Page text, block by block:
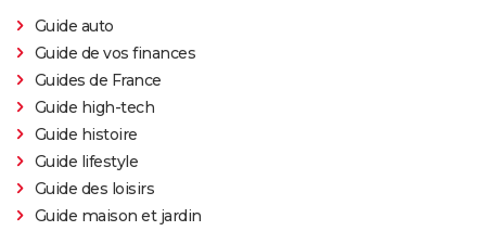
Guide auto
Guide de vos finances
Guides de France
Guide high-tech
Guide histoire
Guide lifestyle
Guide des loisirs
Guide maison et jardin